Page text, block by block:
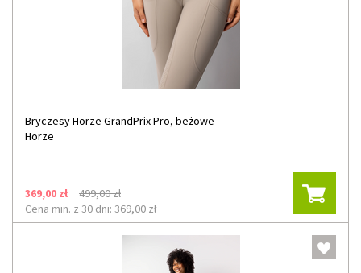
Bryczesy Horze GrandPrix Pro, beżowe
Horze
369,00 zł
499,00 zł
Cena min. z 30 dni: 369,00 zł